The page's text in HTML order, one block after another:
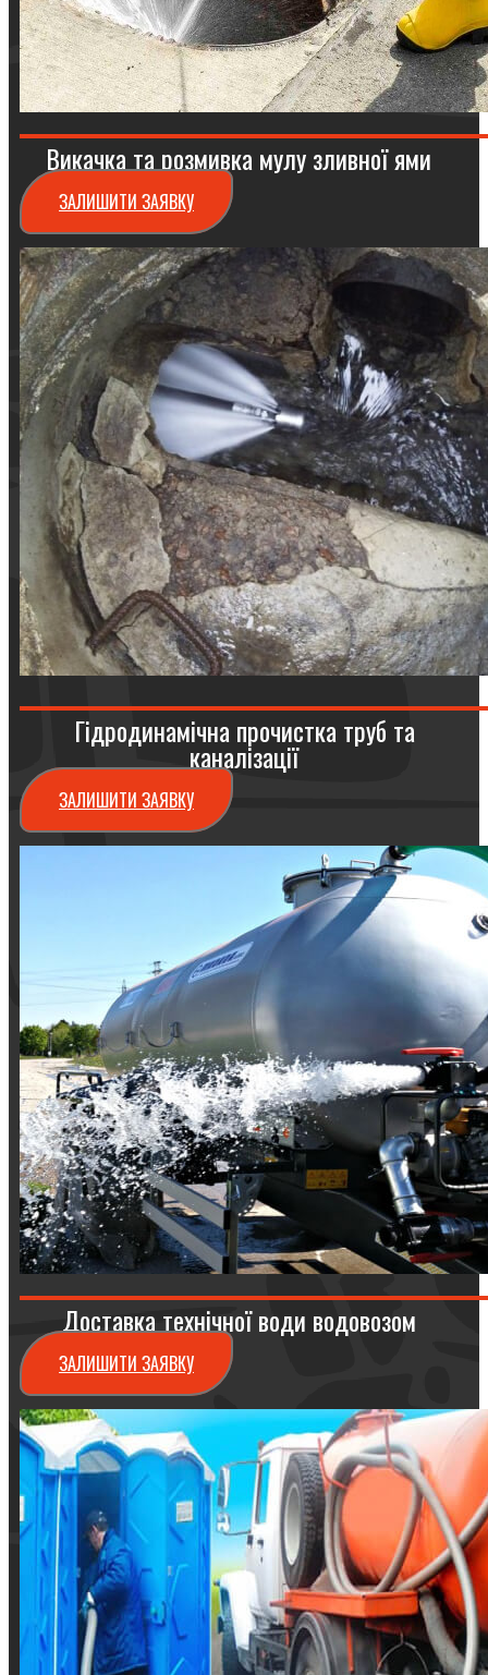
Викачка та розмивка мулу зливної ями
ЗАЛИШИТИ ЗАЯВКУ
Гідродинамічна прочистка труб та
каналізації
ЗАЛИШИТИ ЗАЯВКУ
Доставка технічної води водовозом
ЗАЛИШИТИ ЗАЯВКУ